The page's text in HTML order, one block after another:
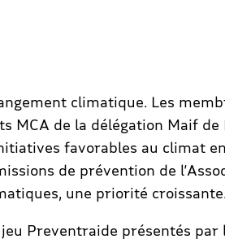
climatique. Les
MCA de la délégation Maif de
favorables au climat
de prévention de
une priorité croissante.
Preventraide présentés par